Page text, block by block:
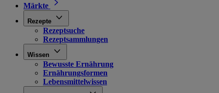
Märkte
Rezepte
Rezeptsuche
Rezeptsammlungen
Wissen
Bewusste Ernährung
Ernährungsformen
Lebensmittelwissen